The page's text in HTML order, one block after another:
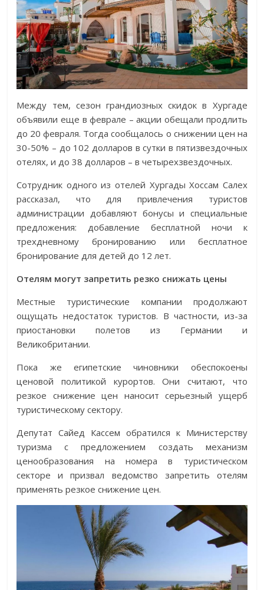
Между тем, сезон грандиозных скидок в Хургаде
объявили еще в феврале – акции обещали продлить
до 20 февраля. Тогда сообщалось о снижении цен на
30-50% – до 102 долларов в сутки в пятизвездочных
отелях, и до 38 долларов – в четырехзвездочных.
Сотрудник одного из отелей Хургады Хоссам Салех
рассказал, что для привлечения туристов
администрации добавляют бонусы и специальные
предложения: добавление бесплатной ночи к
трехдневному бронированию или бесплатное
бронирование для детей до 12 лет.
Отелям могут запретить резко снижать цены
Местные туристические компании продолжают
ощущать недостаток туристов. В частности, из-за
приостановки полетов из Германии и
Великобритании.
Пока же египетские чиновники обеспокоены
ценовой политикой курортов. Они считают, что
резкое снижение цен наносит серьезный ущерб
туристическому сектору.
Депутат Сайед Кассем обратился к Министерству
туризма с предложением создать механизм
ценообразования на номера в туристическом
секторе и призвал ведомство запретить отелям
применять резкое снижение цен.